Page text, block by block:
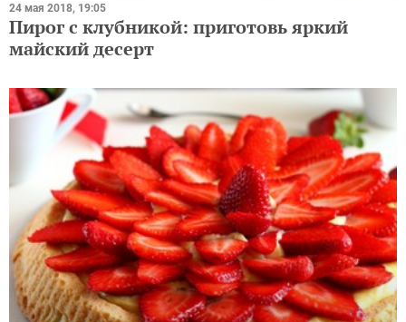
24 мая 2018, 19:05
Пирог с клубникой: приготовь яркий
майский десерт